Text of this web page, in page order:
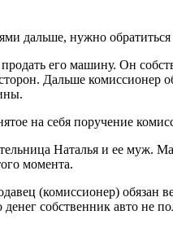
дальше, нужно
его машину. Он
Дальше
на себя поручение
Наталья и ее
момента.
(комиссионер)
собственник авто не